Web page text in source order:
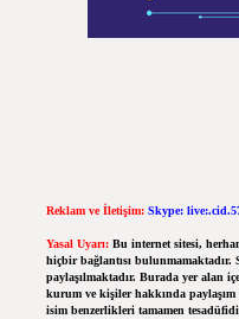
Reklam ve İletişim: Skype:
Yasal Uyarı: Bu internet sitesi,
hiçbir bağlantısı bulunmamaktadır.
paylaşılmaktadır. Burada yer alan
kurum ve kişiler hakkında
isim benzerlikleri tamamen